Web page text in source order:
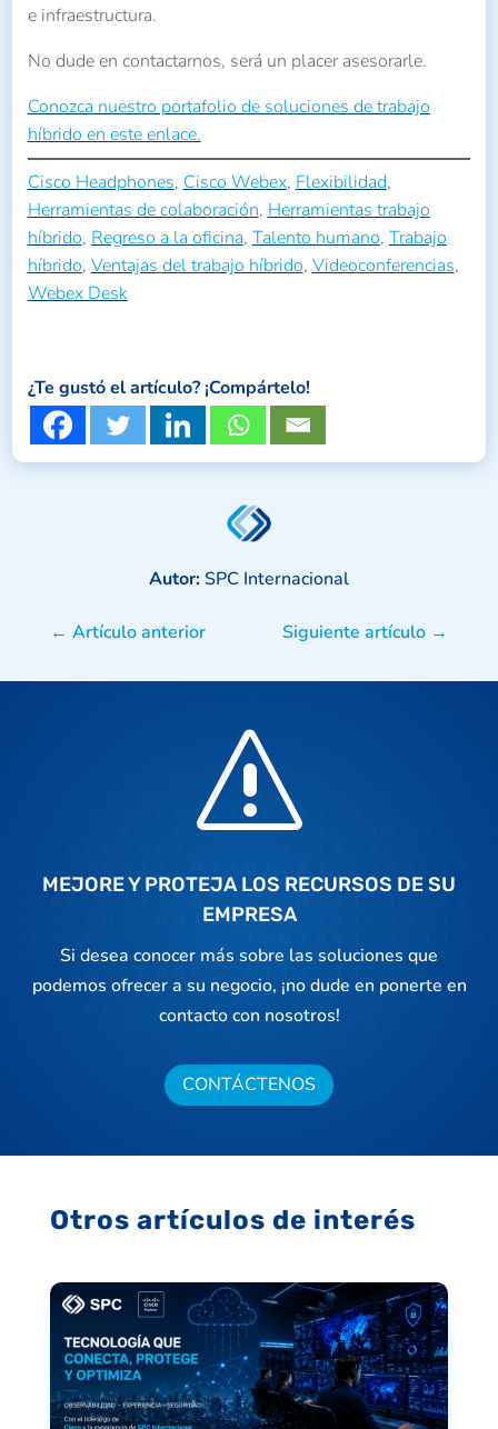
e infraestructura.
No dude en contactarnos, será un placer asesorarle.
Conozca nuestro portafolio de soluciones de trabajo
híbrido en este enlace.
Cisco Headphones, Cisco Webex, Flexibilidad
Herramientas de colaboración, Herramientas trabajo
híbrido, Regreso a la oficina, Talento humano, Trabajo
híbrido, Ventajas del trabajo híbrido, Videoconferencias
Webex Desk
¿Te gustó el artículo? ¡Compártelo!
Autor:SPC Internacional
← Artículo anterior Siguiente artículo →
s
MEJORE Y PROTEJA LOS RECURSOS DE SU
EMPRESA
Si desea conocer más sobre las soluciones que
podemos ofrecer a su negocio, ¡no dude en ponerte en
contacto con nosotros!
CONTÁCTENOS
Otros artículos de interés